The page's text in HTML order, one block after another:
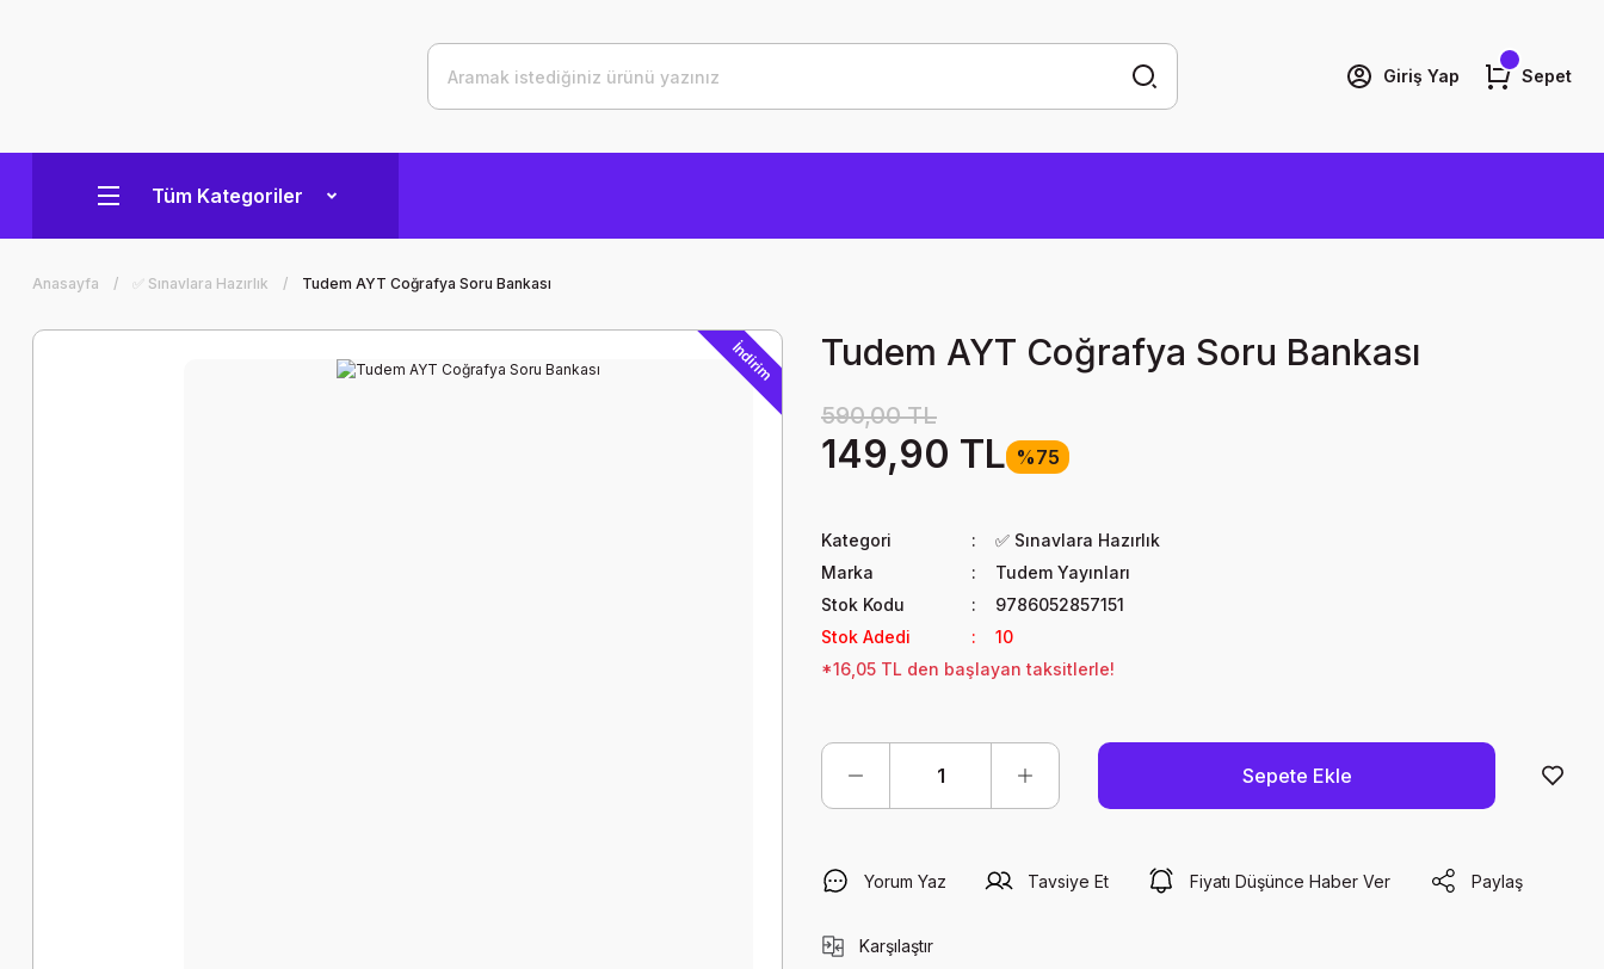
Giriş Yap Sepet
Tüm Kategoriler
Anasayfa ✅ Sınavlara Hazırlık Tudem AYT Coğrafya Soru Bankası
İndirim Tudem AYT Coğrafya Soru Bankası
590,00 TL
149,90 TL %75
Kategori
✅ Sınavlara Hazırlık
Marka
Tudem Yayınları
Stok Kodu
9786052857151
Stok Adedi
10
*16,05 TL den başlayan taksitlerle!
Sepete Ekle
Yorum Yaz Tavsiye Et Fiyatı Düşünce Haber Ver Paylaş
Karşılaştır